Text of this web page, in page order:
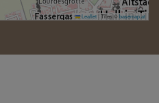
Leaflet| Tiles ©basemap.at